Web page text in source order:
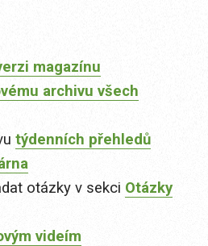
magazínu
archivu všech
týdenních přehledů
otázky v sekci Otázky
videím